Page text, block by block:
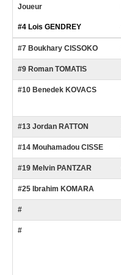
Joueur
#4 Lois GENDREY
#7 Boukhary CISSOKO
#9 Roman TOMATIS
#10 Benedek KOVACS
#13 Jordan RATTON
#14 Mouhamadou CISSE
#19 Melvin PANTZAR
#25 Ibrahim KOMARA
#
#